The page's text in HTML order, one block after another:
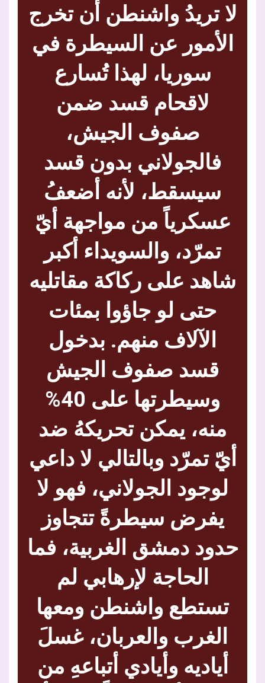
لا تريدُ واشنطن أن تخرج
الأمور عن السيطرة في
سوريا، لهذا تُسارع
لاقحام قسد ضمن
صفوف الجيش،
فالجولاني بدون قسد
سيسقط، لأنه أضعفُ
عسكرياً من مواجهة أيّ
تمرّد، والسويداء أكبر
شاهد على ركاكة مقاتليه
حتى لو جاؤوا بمئات
الآلاف منهم. بدخول
قسد صفوف الجيش
وسيطرتها على 40%
منه، يمكن تحريكهُ ضد
أيّ تمرّد وبالتالي لا داعي
لوجود الجولاني، فهو لا
يفرض سيطرةً تتجاوز
حدود دمشق الغربية، فما
الحاجة لإرهابي لم
تستطع واشنطن ومعها
الغرب والعربان، غسلَ
أياديه وأيادي أتباعهِ من